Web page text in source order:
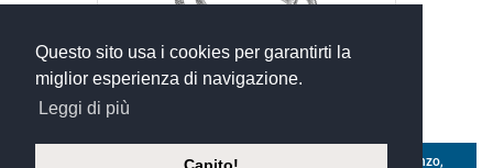
Questo sito usa i cookies per garantirti la
miglior esperienza di navigazione.
Leggi di più
- silvio andrighetti s.r.l. a socio unico - Via Isonzo,